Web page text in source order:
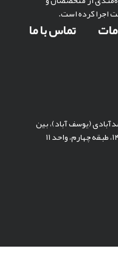
اجرا کرده است.
تماس با ما
(یوسف آباد)، بین